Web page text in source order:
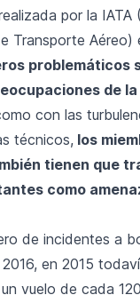
por la IATA
Transporte Aéreo)
problemáticos
de
con las
técnicos, los
tienen que
como
de incidentes a
en 2015
vuelo de cada